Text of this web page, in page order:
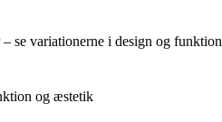
se variationerne i design og funktion
og æstetik